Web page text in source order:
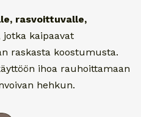
rasvoittuvalle,
jotka kaipaavat
raskasta koostumusta.
ihoa rauhoittamaan
hehkun.